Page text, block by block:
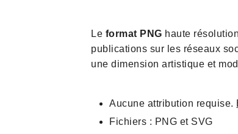
Le format PNG haute
publications sur les réseaux
une dimension artistique et
Aucune attribution requise.
Fichiers : PNG et SVG